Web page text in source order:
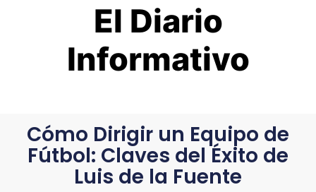
El Diario
Informativo
Cómo Dirigir un Equipo de
Fútbol: Claves del Éxito de
Luis de la Fuente